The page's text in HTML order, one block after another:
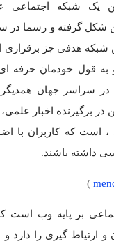
یک شبکه اجتماعی
شبکه هدفی جز برقراری
به قول خودمان حرفه
در سراسر جهان همدیگر
در برگیرنده اخبار
، است که کاربران با
داشته باشند.
)
بر پایه وب است
و ارتیاط گیری را دارد و